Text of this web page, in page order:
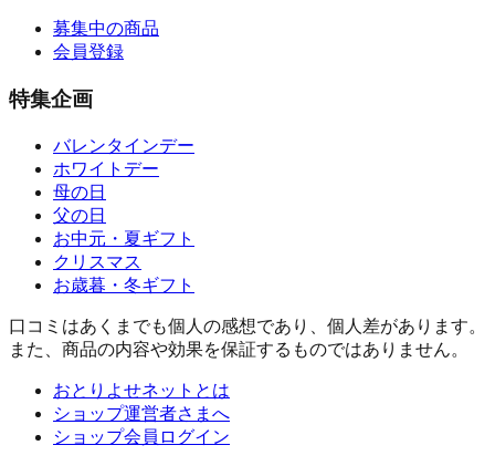
募集中の商品
会員登録
特集企画
バレンタインデー
ホワイトデー
母の日
父の日
お中元・夏ギフト
クリスマス
お歳暮・冬ギフト
口コミはあくまでも個人の感想であり、個人差があります。
また、商品の内容や効果を保証するものではありません。
おとりよせネットとは
ショップ運営者さまへ
ショップ会員ログイン